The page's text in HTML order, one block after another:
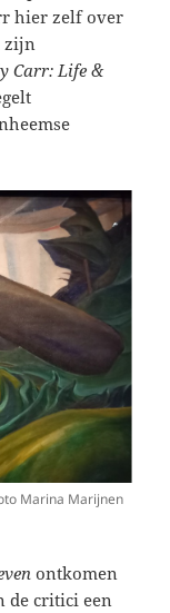
hier zelf over
zijn
Carr: Life &
Marina Marijnen
ontkomen
de critici een